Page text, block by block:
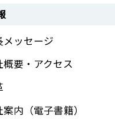
メッセージ
概要・アクセス
内（電子書籍）